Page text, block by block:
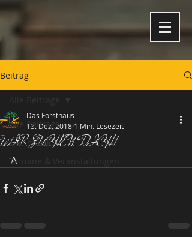
Beitrag
Alle Beiträge
Live musik
Termine & Veranstaltungen
WIR SUCHEN DICH!
Das Forsthaus
13. Dez. 2018 1 Min. Lesezeit
A